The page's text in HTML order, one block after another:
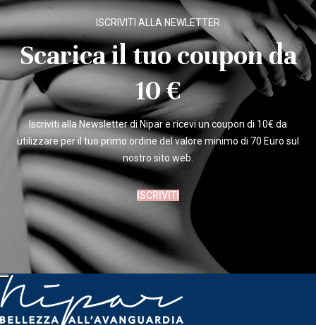
ISCRIVITI ALLA NEWLETTER
Scarica il tuo coupon da
10 €
Iscriviti alla Newsletter di Nipar e ricevi un coupon di 10€ da
utilizzare per il tuo primo ordine del valore minimo di 70 Euro sul
nostro sito web.
ISCRIVITI